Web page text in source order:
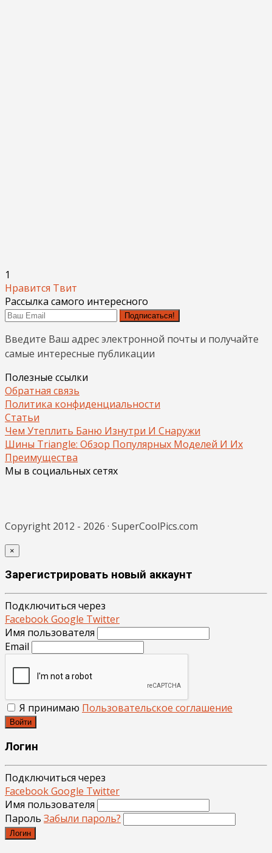
1
Нравится Твит
Рассылка самого интересного
Подписаться!
Введите Ваш адрес электронной почты и получайте
самые интересные публикации
Полезные ссылки
Обратная связь
Политика конфиденциальности
Статьи
Чем Утеплить Баню Изнутри И Снаружи
Шины Triangle: Обзор Популярных Моделей И Их
Преимущества
Мы в социальных сетях
Copyright 2012 - 2026 · SuperCoolPics.com
×
Зарегистрировать новый аккаунт
Подключиться через
FacebookGoogle Twitter
Имя пользователя
Email
Я принимаю Пользовательское соглашение
Войти
Логин
Подключиться через
FacebookGoogle Twitter
Имя пользователя
Пароль Забыли пароль?
Логин